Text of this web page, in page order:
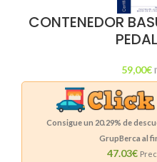
CONTENEDOR
59,00€
Consigue un 20.29% de
GrupBerca al
47.03€